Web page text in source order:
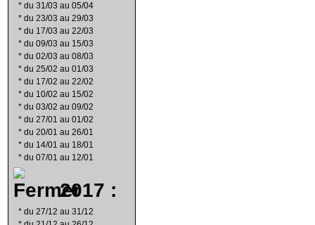
* du 31/03 au 05/04
* du 23/03 au 29/03
* du 17/03 au 22/03
* du 09/03 au 15/03
* du 02/03 au 08/03
* du 25/02 au 01/03
* du 17/02 au 22/02
* du 10/02 au 15/02
* du 03/02 au 09/02
* du 27/01 au 01/02
* du 20/01 au 26/01
* du 14/01 au 18/01
* du 07/01 au 12/01
2017 :
* du 27/12 au 31/12